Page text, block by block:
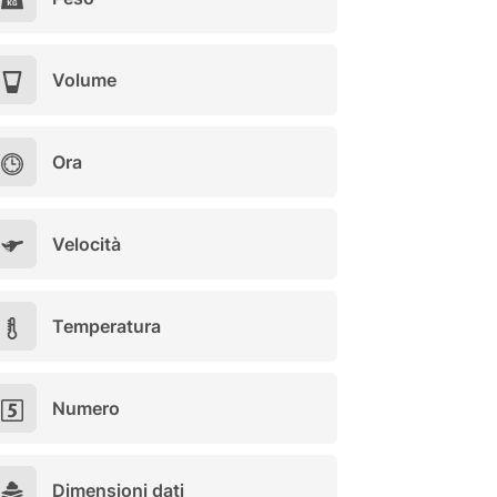
Volume
Ora
Velocità
Temperatura
Numero
Dimensioni dati